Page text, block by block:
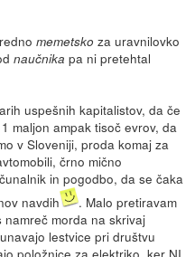
memetsko za uravnilovko
naučnika pa ni pretehtal
uspešnih kapitalistov, da če
maljon ampak tisoč evrov, da
v Sloveniji, proda komaj za
črno mično
in pogodbo, da se čaka
navdih
. Malo pretiravam
morda na skrivaj
lestvice pri društvu